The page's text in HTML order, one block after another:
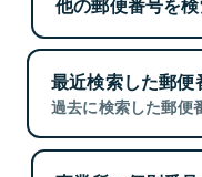
最近検索した郵便
過去に検索した郵便